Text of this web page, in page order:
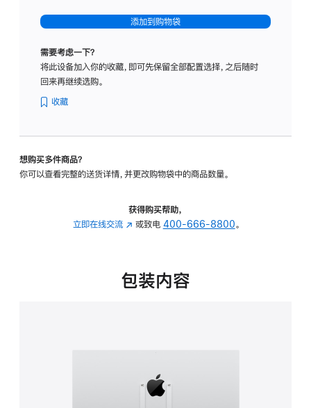
-
标
璃
转
的
添加到购物袋
需要考虑一下？
将此设备加入你的收藏，即可先保留全部配置选择，之后随时
回来再继续选购。
收藏
想购买多件商品？
你可以查看完整的送货详情，并更改购物袋中的商品数量。
获得购买帮助，
立即在线交流 (在
中
或致电 400-666-8800。
包装内容